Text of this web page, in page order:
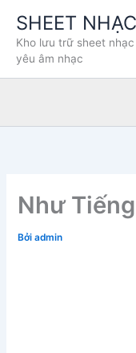
dung
SHEET
Kho lưu trữ sheet
yêu âm nhạc
Như
Bởiadmin